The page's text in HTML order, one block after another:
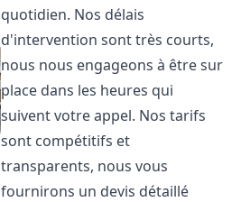
quotidien. Nos délais
d'intervention sont très courts,
nous nous engageons à être sur
place dans les heures qui
suivent votre appel. Nos tarifs
sont compétitifs et
transparents, nous vous
fournirons un devis détaillé